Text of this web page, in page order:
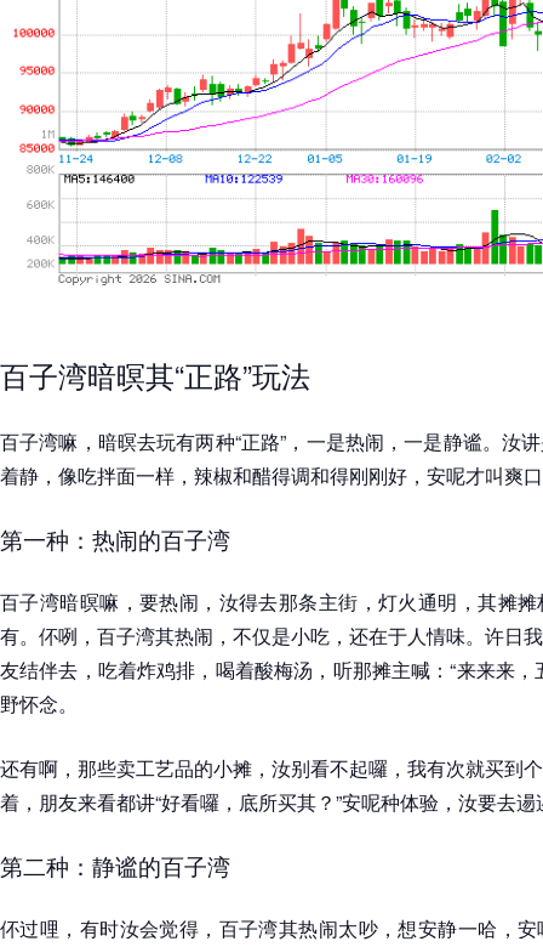
百子湾暗暝其“正路”玩法
百子湾嘛，暗暝去玩有两种“正路”，一是热闹，一是静谧。汝
着静，像吃拌面一样，辣椒和醋得调和得刚刚好，安呢才叫爽
第一种：热闹的百子湾
百子湾暗暝嘛，要热闹，汝得去那条主街，灯火通明，其摊
有。伓咧，百子湾其热闹，不仅是小吃，还在于人情味。许日
友结伴去，吃着炸鸡排，喝着酸梅汤，听那摊主喊：“来来来
野怀念。
还有啊，那些卖工艺品的小摊，汝别看不起囉，我有次就买到
着，朋友来看都讲“好看囉，底所买其？”安呢种体验，汝要去
第二种：静谧的百子湾
伓过哩，有时汝会觉得，百子湾其热闹太吵，想安静一哈，